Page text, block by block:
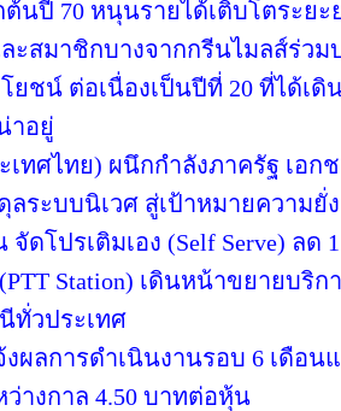
ต้นปี 70 หนุนรายได้เติบโตระยะ
ะสมาชิกบางจากกรีนไมลส์ร่วม
ยชน์ ต่อเนื่องเป็นปีที่ 20 ที่ได้เดิ
าอยู่
เทศไทย) ผนึกกำลังภาครัฐ เอ
ลระบบนิเวศ สู่เป้าหมายความยั่
ดโปรเติมเอง (Self Serve) ลด
Station) เดินหน้าขยายบริก
ทั่วประเทศ
ผลการดำเนินงานรอบ 6 เดือน
างกาล 4.50 บาทต่อหุ้น